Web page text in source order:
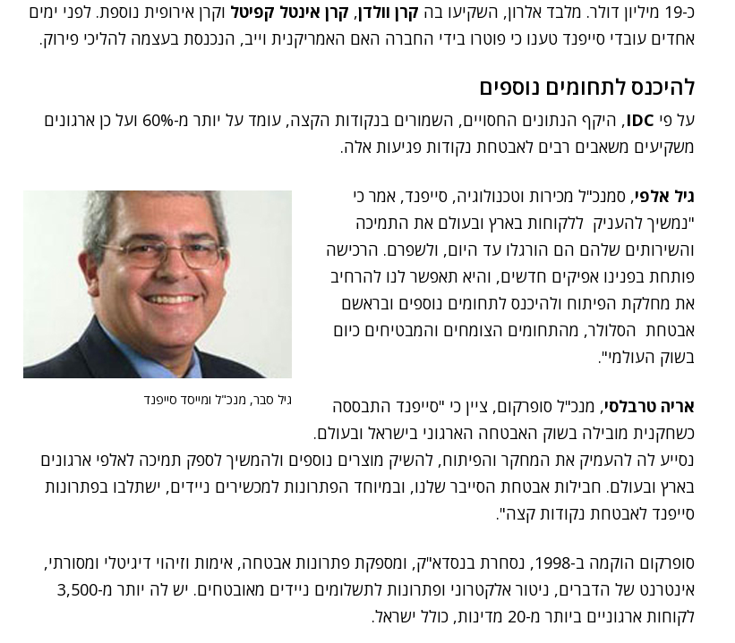
כ-19 מיליון דולר. מלבד אלרון, השקיעו בה
קרן וולדן, קרן אינטל קפיטל וקרן אירופית נוספת. לפני ימים
אחדים עובדי סייפנד טענו כי פוטרו בידי החברה האם האמריקנית וייב, הנכנסת בעצמה להליכי פירוק.
להיכנס לתחומים נוספים
על פי IDC
, היקף הנתונים החסויים, השמורים בנקודות הקצה, עומד על יותר מ-60% ועל כן ארגונים
משקיעים משאבים רבים לאבטחת נקודות פגיעות אלה.
גיל סבר, מנכ"ל ומייסד סייפנד
גיל אלפי, סמנכ"ל מכירות וטכנולוגיה, סייפנד, אמר כי
"נמשיך להעניק ללקוחות בארץ ובעולם את התמיכה
והשירותים שלהם הם הורגלו עד היום, ולשפרם. הרכישה
פותחת בפנינו אפיקים חדשים, והיא תאפשר לנו להרחיב
את מחלקת הפיתוח ולהיכנס לתחומים נוספים ובראשם
אבטחת הסלולר, מהתחומים הצומחים והמבטיחים כיום
בשוק העולמי".
אריה טרבלסי, מנכ"ל סופרקום, ציין כי "סייפנד התבססה
כשחקנית מובילה בשוק האבטחה הארגוני בישראל ובעולם.
נסייע לה להעמיק את המחקר והפיתוח, להשיק מוצרים נוספים ולהמשיך לספק תמיכה לאלפי ארגונים
בארץ ובעולם. חבילות אבטחת הסייבר שלנו, ובמיוחד הפתרונות למכשירים ניידים, ישתלבו בפתרונות
סייפנד לאבטחת נקודות קצה".
סופרקום הוקמה ב-1998, נסחרת בנסדא"ק, ומספקת פתרונות אבטחה, אימות וזיהוי דיגיטלי ומסורתי,
אינטרנט של הדברים, ניטור אלקטרוני ופתרונות לתשלומים ניידים מאובטחים. יש לה יותר מ-3,500
לקוחות ארגוניים ביותר מ-20 מדינות, כולל ישראל.